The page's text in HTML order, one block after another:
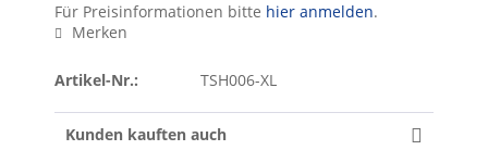
Für Preisinformationen bitte hier anmelden.
Merken
Artikel-Nr.: TSH006-XL
Kunden kauften auch